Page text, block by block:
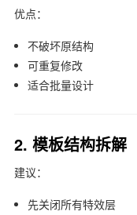
优点：
不破坏原结构
可重复修改
适合批量设计
2. 模板结构拆解
建议：
先关闭所有特效层